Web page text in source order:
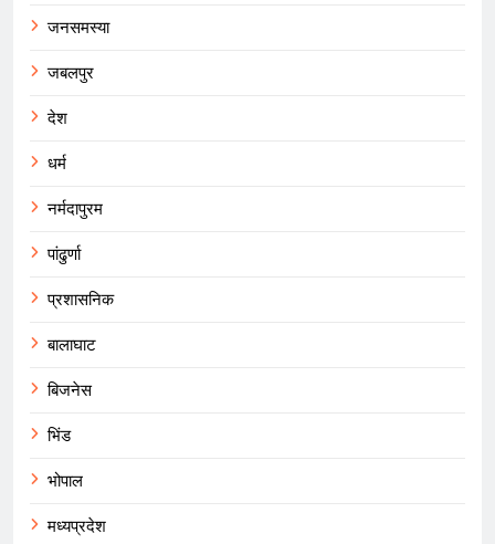
जनसमस्या
जबलपुर
देश
धर्म
नर्मदापुरम
पांढुर्णा
प्रशासनिक
बालाघाट
बिजनेस
भिंड
भोपाल
मध्यप्रदेश